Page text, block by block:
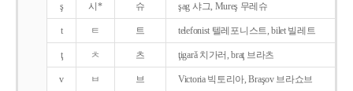
ş 시* 슈 şag 샤그, Mureş 무레슈
t ㅌ 트 telefonist 텔레포니스트, bilet 빌레트
ţ ㅊ 츠 ţigarǎ 치가러, braţ 브라츠
v ㅂ 브 Victoria 빅토리아, Braşov 브라쇼브